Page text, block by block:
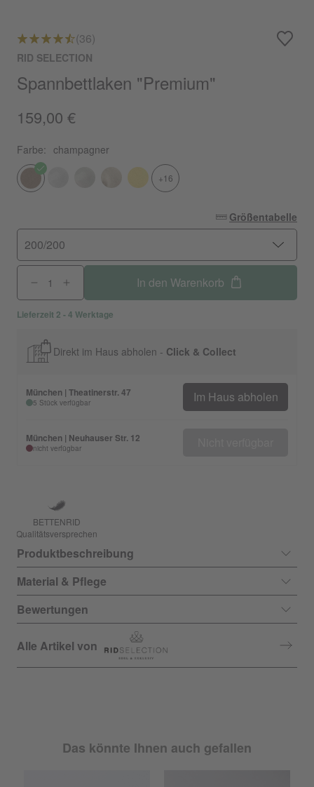
(36)
RID SELECTION
Spannbettlaken "Premium"
159,00 €
Farbe: champagner
+16
Größentabelle
200/200
In den Warenkorb
Lieferzeit 2 - 4 Werktage
Direkt im Haus abholen - Click & Collect
München | Theatinerstr. 47
5 Stück verfügbar Im Haus abholen
München | Neuhauser Str. 12
nicht verfügbar
BETTENRID
Qualitätsversprechen
Produktbeschreibung
Material & Pflege
Bewertungen
Alle Artikel von
Das könnte Ihnen auch gefallen